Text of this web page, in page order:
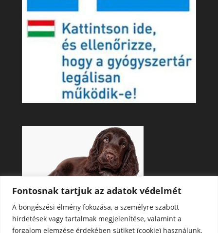
Fontosnak tartjuk az adatok védelmét
A böngészési élmény fokozása, a személyre szabott
hirdetések vagy tartalmak megjelenítése, valamint a
forgalom elemzése érdekében sütiket (cookie) használunk.